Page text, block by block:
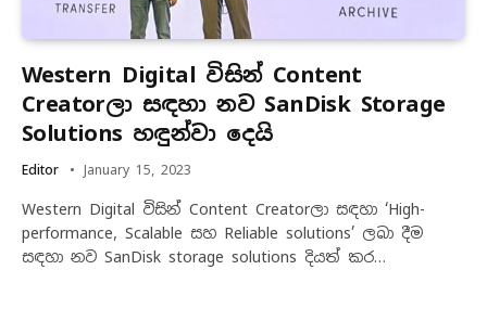
Western Digital විසින් Content
Creatorලා සඳහා නව SanDisk Storage
Solutions හඳුන්වා දෙයි
Editor January 15, 2023
Western Digital විසින් Content Creatorලා සඳහා ‘High-
performance, Scalable සහ Reliable solutions’ ලබා දීම
සඳහා නව SanDisk storage solutions දියත් කර…